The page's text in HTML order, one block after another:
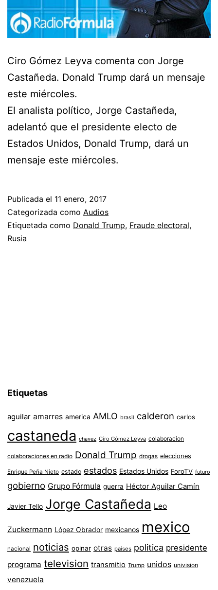
Ciro Gómez Leyva comenta con Jorge
Castañeda. Donald Trump dará un mensaje
este miércoles.
El analista político, Jorge Castañeda,
adelantó que el presidente electo de
Estados Unidos, Donald Trump, dará un
mensaje este miércoles.
Publicada el 11 enero, 2017
Categorizada como Audios
Etiquetada como Donald Trump, Fraude electoral,
Rusia
Etiquetas
aguilar amarres america AMLO brasil calderon carlos
castaneda chavez Ciro Gómez Leyva colaboracion
colaboraciones en radio Donald Trump drogas elecciones
Enrique Peña Nieto estado estados Estados Unidos ForoTV futuro
gobierno Grupo Fórmula guerra Héctor Aguilar Camín
Javier Tello Jorge Castañeda Leo
Zuckermann López Obrador mexicanos mexico
nacional noticias opinar otras paises politica presidente
programa television transmitio Trump unidos univision
venezuela